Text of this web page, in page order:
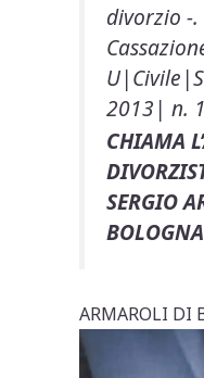
divorzio -
2013| n.
CHIAMA
SERGIO
ARMAROLI DI